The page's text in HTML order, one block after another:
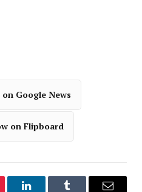
Google News
on Flipboard